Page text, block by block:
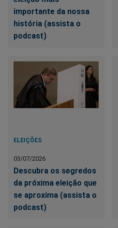
importante da nossa
história (assista o
podcast)
ELEIÇÕES
03/07/2026
Descubra os segredos
da próxima eleição que
se aproxima (assista o
podcast)